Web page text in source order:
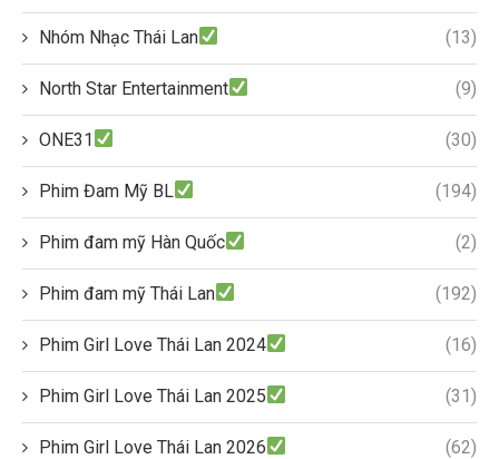
Nhóm Nhạc Thái Lan (13)
North Star Entertainment (9)
ONE31 (30)
Phim Đam Mỹ BL (194)
Phim đam mỹ Hàn Quốc (2)
Phim đam mỹ Thái Lan (192)
Phim Girl Love Thái Lan 2024 (16)
Phim Girl Love Thái Lan 2025 (31)
Phim Girl Love Thái Lan 2026 (62)